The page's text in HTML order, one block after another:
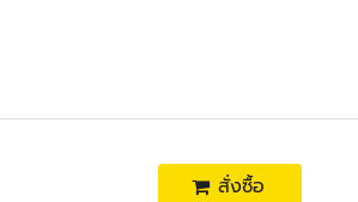
สั่งซื้อ